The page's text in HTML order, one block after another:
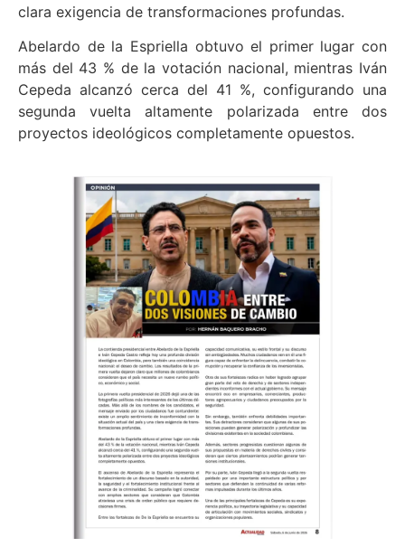
clara exigencia de transformaciones profundas.
Abelardo de la Espriella obtuvo el primer lugar con
más del 43 % de la votación nacional, mientras Iván
Cepeda alcanzó cerca del 41 %, configurando una
segunda vuelta altamente polarizada entre dos
proyectos ideológicos completamente opuestos.